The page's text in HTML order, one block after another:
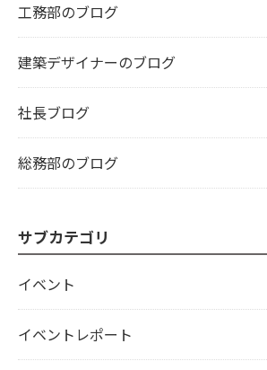
工務部のブログ
建築デザイナーのブログ
社長ブログ
総務部のブログ
サブカテゴリ
イベント
イベントレポート